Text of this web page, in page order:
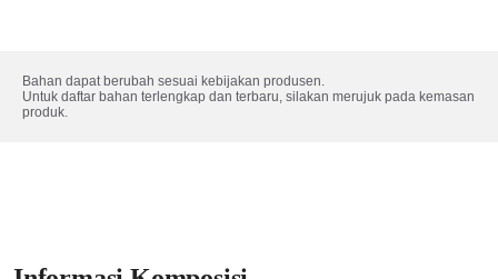
Bahan dapat berubah sesuai kebijakan produsen.
Untuk daftar bahan terlengkap dan terbaru, silakan merujuk pada kemasan
produk.